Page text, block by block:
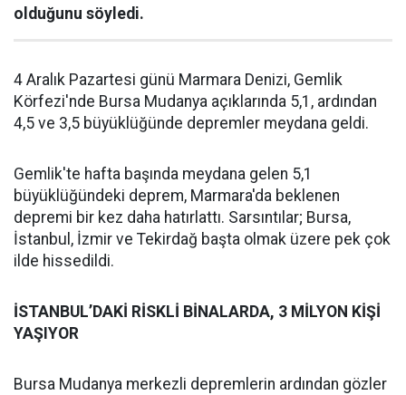
olduğunu söyledi.
4 Aralık Pazartesi günü Marmara Denizi, Gemlik
Körfezi'nde Bursa Mudanya açıklarında 5,1, ardından
4,5 ve 3,5 büyüklüğünde depremler meydana geldi.
Gemlik'te hafta başında meydana gelen 5,1
büyüklüğündeki deprem, Marmara'da beklenen
depremi bir kez daha hatırlattı. Sarsıntılar; Bursa,
İstanbul, İzmir ve Tekirdağ başta olmak üzere pek çok
ilde hissedildi.
İSTANBUL’DAKİ RİSKLİ BİNALARDA, 3 MİLYON KİŞİ
YAŞIYOR
Bursa Mudanya merkezli depremlerin ardından gözler